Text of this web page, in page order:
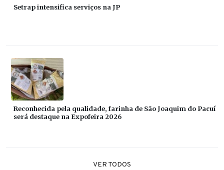
Setrap intensifica serviços na JP
Reconhecida pela qualidade, farinha de São Joaquim do Pacuí
será destaque na Expofeira 2026
VER TODOS